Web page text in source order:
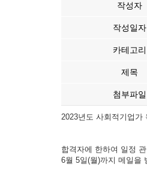
작성자
작성일자
카테고리
제목
첨부파일
2023년도 사회적기업가
합격자에 한하여 일정
6월 5일(월)까지 메일을